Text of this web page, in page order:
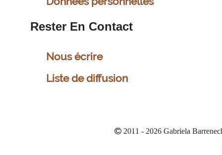
Rester En Contact
Nous écrire
Liste de diffusion
2011 - 2026 Gabriela